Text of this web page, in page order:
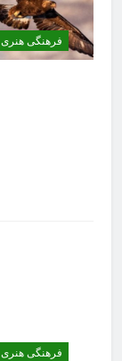
فرهنگی هنری
فرهنگی هنری